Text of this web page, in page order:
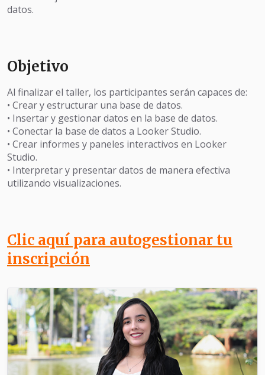
datos.
Objetivo
Al finalizar el taller, los participantes serán capaces de:
• Crear y estructurar una base de datos.
• Insertar y gestionar datos en la base de datos.
• Conectar la base de datos a Looker Studio.
• Crear informes y paneles interactivos en Looker
Studio.
• Interpretar y presentar datos de manera efectiva
utilizando visualizaciones.
Clic aquí para autogestionar tu
inscripción